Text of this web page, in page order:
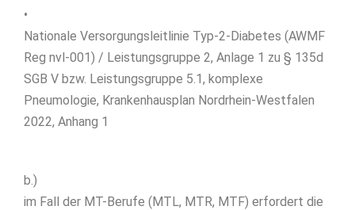
•
Nationale Versorgungsleitlinie Typ-2-Diabetes (AWMF
Reg nvl-001) / Leistungsgruppe 2, Anlage 1 zu § 135d
SGB V bzw. Leistungsgruppe 5.1, komplexe
Pneumologie, Krankenhausplan Nordrhein-Westfalen
2022, Anhang 1
b.)
im Fall der MT-Berufe (MTL, MTR, MTF) erfordert die